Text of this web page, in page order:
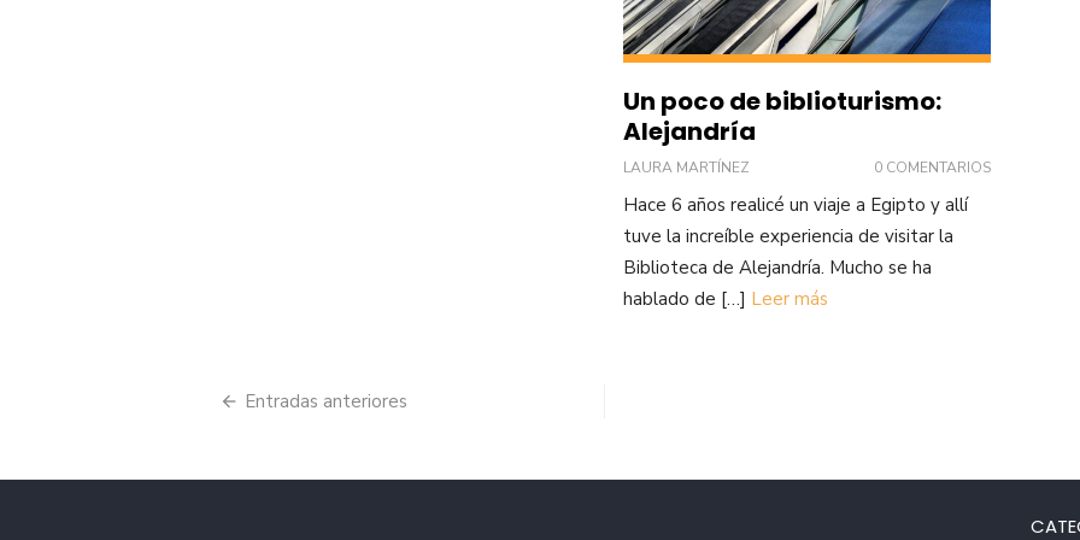
Un poco de biblioturismo:
Alejandría
LAURA MARTÍNEZ 0 COMENTARIOS
Hace 6 años realicé un viaje a Egipto y allí
tuve la increíble experiencia de visitar la
Biblioteca de Alejandría. Mucho se ha
hablado de […] Leer más
Navegación
entradas
Entradas anteriores